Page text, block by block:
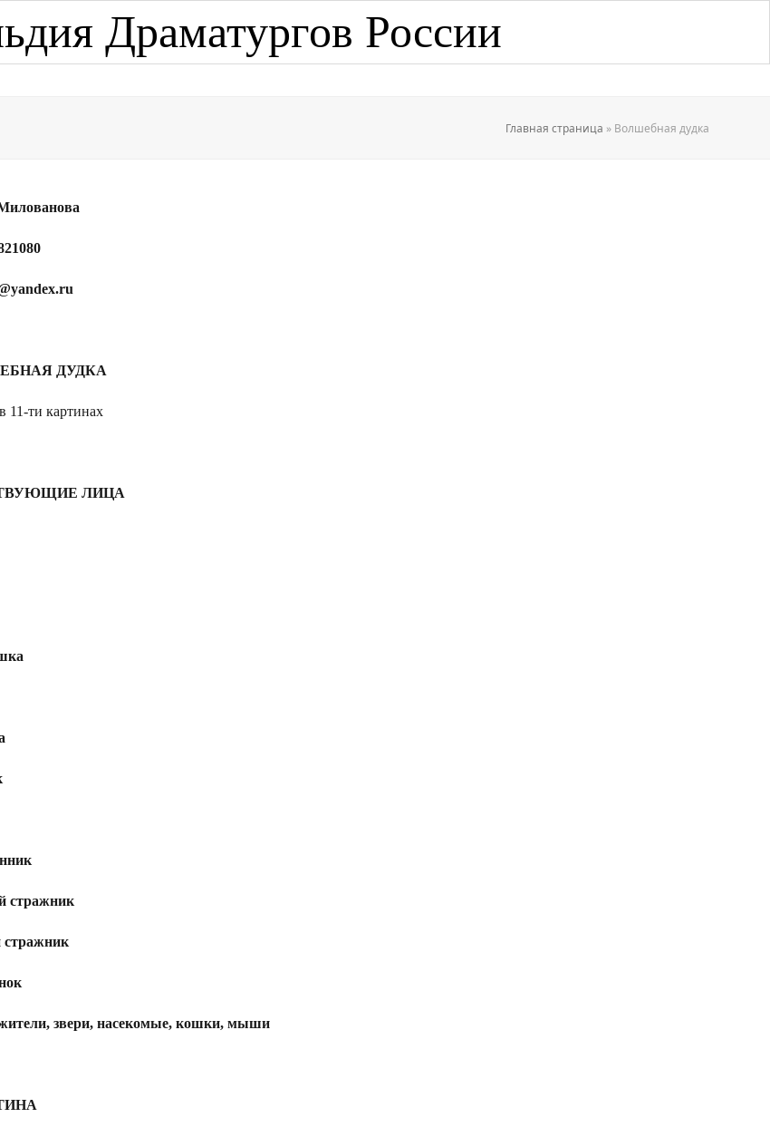
Драматургов России
Главная страница » Волшебная дудка
ДУДКА
11-ти картинах
ЛИЦА
стражник
стражник
звери, насекомые, кошки, мыши